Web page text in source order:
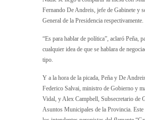
Fernando De Andreis, jefe de Gabinete y
General de la Presidencia respectivamente.
“Es para hablar de política”, aclaró Peña,
cualquier idea de que se hablara de
tipo.
Y a la hora de la picada, Peña y De
Federico Salvai, ministro de Gobierno y
Vidal, y Alex Campbell, Subsecretario de
Asuntos Municipales de la Provincia.